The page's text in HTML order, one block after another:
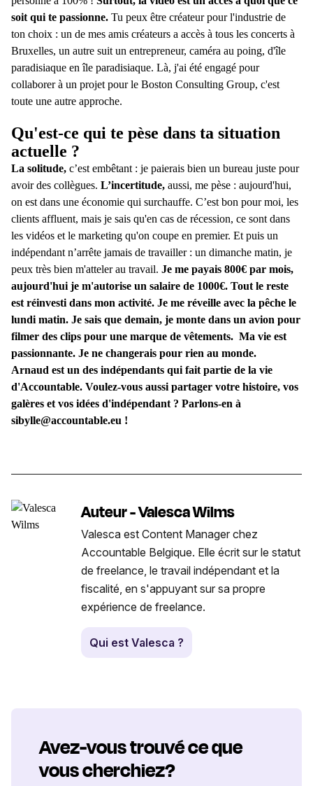
soit qui te passionne. Tu peux être créateur pour l'industrie de
ton choix : un de mes amis créateurs a accès à tous les concerts à
Bruxelles, un autre suit un entrepreneur, caméra au poing, d'île
paradisiaque en île paradisiaque. Là, j'ai été engagé pour
collaborer à un projet pour le Boston Consulting Group, c'est
toute une autre approche.
Qu'est-ce qui te pèse dans ta situation
actuelle ?
La solitude, c’est embêtant : je paierais bien un bureau juste pour
avoir des collègues. L’incertitude, aussi, me pèse : aujourd'hui,
on est dans une économie qui surchauffe. C’est bon pour moi, les
clients affluent, mais je sais qu'en cas de récession, ce sont dans
les vidéos et le marketing qu'on coupe en premier. Et puis un
indépendant n’arrête jamais de travailler : un dimanche matin, je
peux très bien m'atteler au travail. Je me payais 800€ par mois,
aujourd'hui je m'autorise un salaire de 1000€. Tout le reste
est réinvesti dans mon activité. Je me réveille avec la pêche le
lundi matin. Je sais que demain, je monte dans un avion pour
filmer des clips pour une marque de vêtements. Ma vie est
passionnante. Je ne changerais pour rien au monde.
Arnaud est un des indépendants qui fait partie de la vie
d'Accountable. Voulez-vous aussi partager votre histoire, vos
galères et vos idées d'indépendant ? Parlons-en à
sibylle@accountable.eu !
Auteur - Valesca Wilms
Valesca est Content Manager chez
Accountable Belgique. Elle écrit sur le statut
de freelance, le travail indépendant et la
fiscalité, en s'appuyant sur sa propre
expérience de freelance.
Qui est Valesca ?
Avez-vous trouvé ce que
vous cherchiez?